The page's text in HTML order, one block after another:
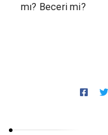
mı? Beceri mi?